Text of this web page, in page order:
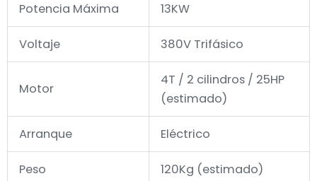
Potencia Máxima 13KW
Voltaje 380V Trifásico
Motor
4T / 2 cilindros / 25HP
(estimado)
Arranque Eléctrico
Peso 120Kg (estimado)